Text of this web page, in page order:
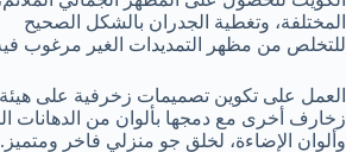
المختلفة، وتغطية الجدران بالشكل الصحيح
للتخلص من مظهر التمديدات الغير مرغوب
العمل على تكوين تصميمات زخرفية على هيئة
زخارف أخرى مع دمجها بألوان من الدهانات
وألوان الإضاءة، لخلق جو منزلي فاخر ومتميز.